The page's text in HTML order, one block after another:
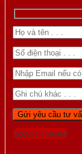
Gọi 0976.169.864